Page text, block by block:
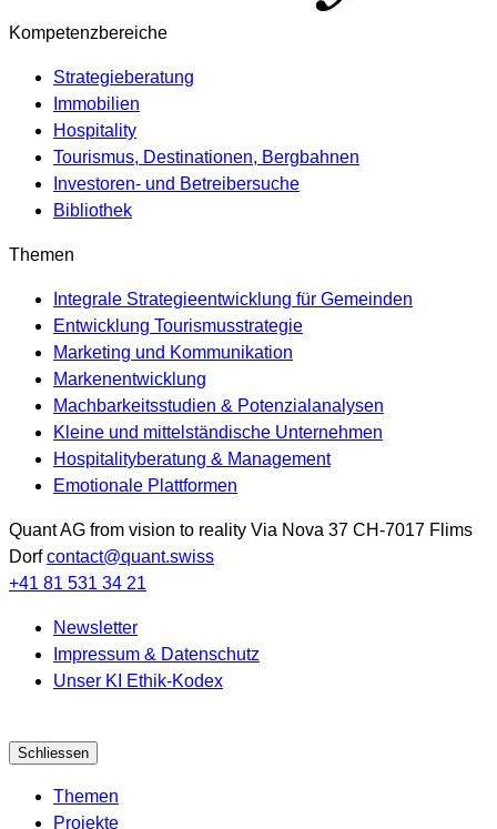
Kompetenzbereiche
Strategieberatung
Immobilien
Hospitality
Tourismus, Destinationen, Bergbahnen
Investoren- und Betreibersuche
Bibliothek
Themen
Integrale Strategieentwicklung für Gemeinden
Entwicklung Tourismusstrategie
Marketing und Kommunikation
Markenentwicklung
Machbarkeitsstudien & Potenzialanalysen
Kleine und mittelständische Unternehmen
Hospitalityberatung & Management
Emotionale Plattformen
Quant AG from vision to reality Via Nova 37 CH-7017 Flims
Dorf contact@quant.swiss
+41 81 531 34 21
Newsletter
Impressum & Datenschutz
Unser KI Ethik-Kodex
Schliessen
Themen
Projekte